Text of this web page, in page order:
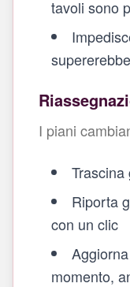
tavoli sono
I piani
Riporta
con un clic
momento,